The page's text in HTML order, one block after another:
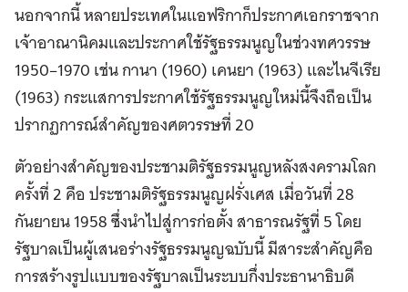
นอกจากนี้ หลายประเทศในแอฟริกาก็ประกาศเอกราชจาก
เจ้าอาณานิคมและประกาศใช้รัฐธรรมนูญในช่วงทศวรรษ
1950–1970 เช่น กานา (1960) เคนยา (1963) และไนจีเรีย
(1963) กระแสการประกาศใช้รัฐธรรมนูญใหม่นี้จึงถือเป็น
ปรากฏการณ์สำคัญของศตวรรษที่ 20
ตัวอย่างสำคัญของประชามติรัฐธรรมนูญหลังสงครามโลก
ครั้งที่ 2 คือ ประชามติรัฐธรรมนูญฝรั่งเศส เมื่อวันที่ 28
กันยายน 1958 ซึ่งนำไปสู่การก่อตั้ง สาธารณรัฐที่ 5 โดย
รัฐบาลเป็นผู้เสนอร่างรัฐธรรมนูญฉบับนี้ มีสาระสำคัญคือ
การสร้างรูปแบบของรัฐบาลเป็นระบบกึ่งประธานาธิบดี